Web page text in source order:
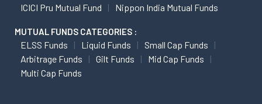
ICICI Pru Mutual Fund
Nippon India Mutual Funds
MUTUAL FUNDS CATEGORIES :
ELSS Funds Liquid Funds
Small Cap Funds
Arbitrage Funds
Gilt Funds
Mid Cap Funds
Multi Cap Funds